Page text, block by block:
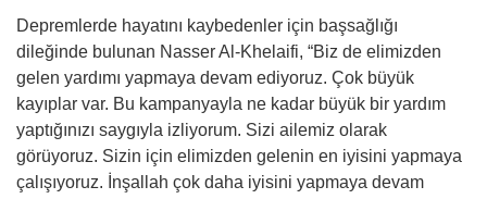
Depremlerde hayatını kaybedenler için başsağlığı
dileğinde bulunan Nasser Al-Khelaifi, “Biz de elimizden
gelen yardımı yapmaya devam ediyoruz. Çok büyük
kayıplar var. Bu kampanyayla ne kadar büyük bir yardım
yaptığınızı saygıyla izliyorum. Sizi ailemiz olarak
görüyoruz. Sizin için elimizden gelenin en iyisini yapmaya
çalışıyoruz. İnşallah çok daha iyisini yapmaya devam